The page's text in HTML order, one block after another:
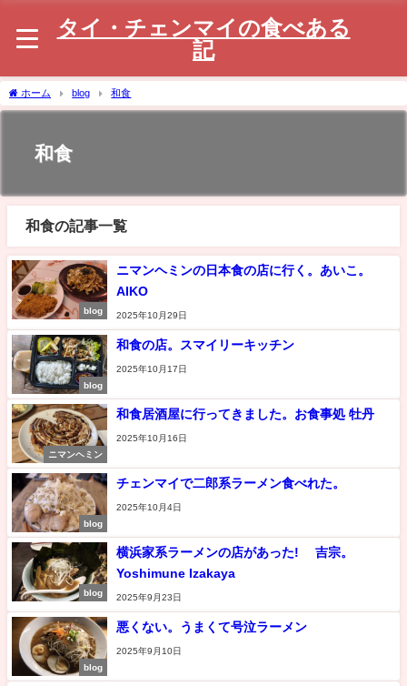
タイ・チェンマイの食べある
記
ホーム blog 和食
和食
和食の記事一覧
blog
ニマンヘミンの日本食の店に行く。あいこ。
AIKO
2025年10月29日
blog
和食の店。スマイリーキッチン
2025年10月17日
ニマンヘミン
和食居酒屋に行ってきました。お食事処 牡丹
2025年10月16日
blog
チェンマイで二郎系ラーメン食べれた。
2025年10月4日
blog
横浜家系ラーメンの店があった! 吉宗。
Yoshimune Izakaya
2025年9月23日
blog
悪くない。うまくて号泣ラーメン
2025年9月10日